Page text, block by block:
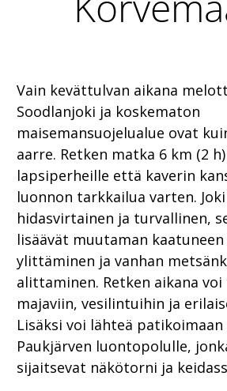
Vain kevättulvan aikana
Soodlanjoki ja koskematon
maisemansuojelualue ovat
aarre. Retken matka 6 km (2
lapsiperheille että kaverin
luonnon tarkkailua varten.
hidasvirtainen ja turvallinen,
lisäävät muutaman
ylittäminen ja vanhan
alittaminen. Retken aikana
majaviin, vesilintuihin ja
Lisäksi voi lähteä patikoimaan
Paukjärven luontopolulle,
sijaitsevat näkötorni ja